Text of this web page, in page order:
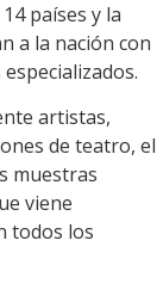
países y la
a la nación con
artistas,
de teatro, el
muestras
viene
todos los